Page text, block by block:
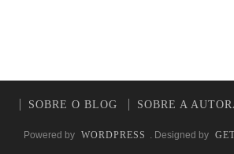
SOBRE O BLOG SOBRE A
Powered by WORDPRESS . Designed by